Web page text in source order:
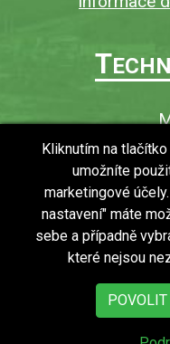
T
Povinně
Ochrana
Kliknutím na
umožníte
marketingové
nastavení" máte
sebe a případně
které nejsou
POVOLIT